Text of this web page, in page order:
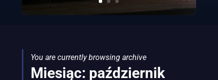
You are currently browsing archive
Miesiąc: październik